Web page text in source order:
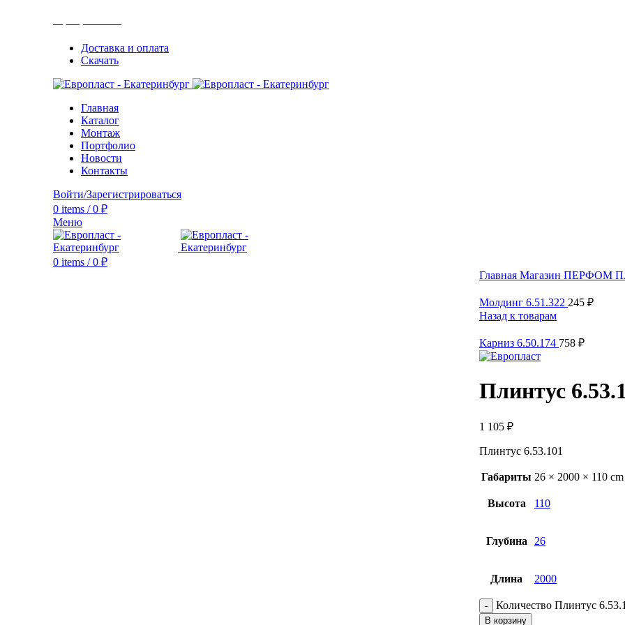
Доставка и оплата
Скачать
Главная
Каталог
Монтаж
Портфолио
Новости
Контакты
Войти/Зарегистрироваться
0 items / 0 ₽
Меню
0 items / 0 ₽
Главная Магазин ПЕРФОМ
Молдинг 6.51.322 245 ₽
Назад к товарам
Карниз 6.50.174 758 ₽
Плинтус
1 105 ₽
Плинтус 6.53.101
Габариты 26 × 2000 × 110 cm
Высота 110
Глубина 26
Длина 2000
Количество Плинтус
В корзину